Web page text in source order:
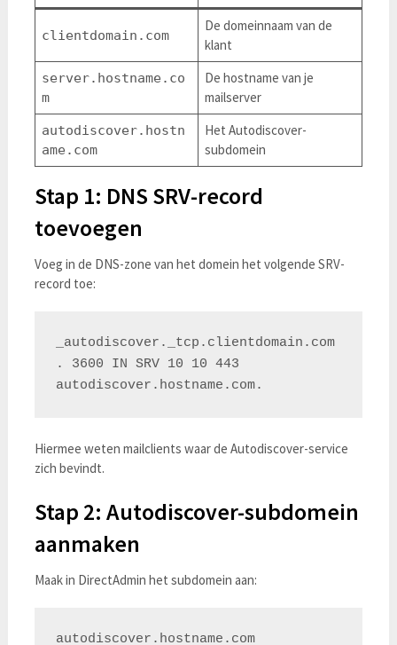
clientdomain.com
De domeinnaam van de
klant
server.hostname.co
m
De hostname van je
mailserver
autodiscover.hostn
ame.com
Het Autodiscover-
subdomein
Stap 1: DNS SRV-record
toevoegen
Voeg in de DNS-zone van het domein het volgende SRV-
record toe:
_autodiscover._tcp.clientdomain.com
. 3600 IN SRV 10 10 443
Hiermee weten mailclients waar de Autodiscover-service
zich bevindt.
Stap 2: Autodiscover-subdomein
aanmaken
Maak in DirectAdmin het subdomein aan:
autodiscover.hostname.com